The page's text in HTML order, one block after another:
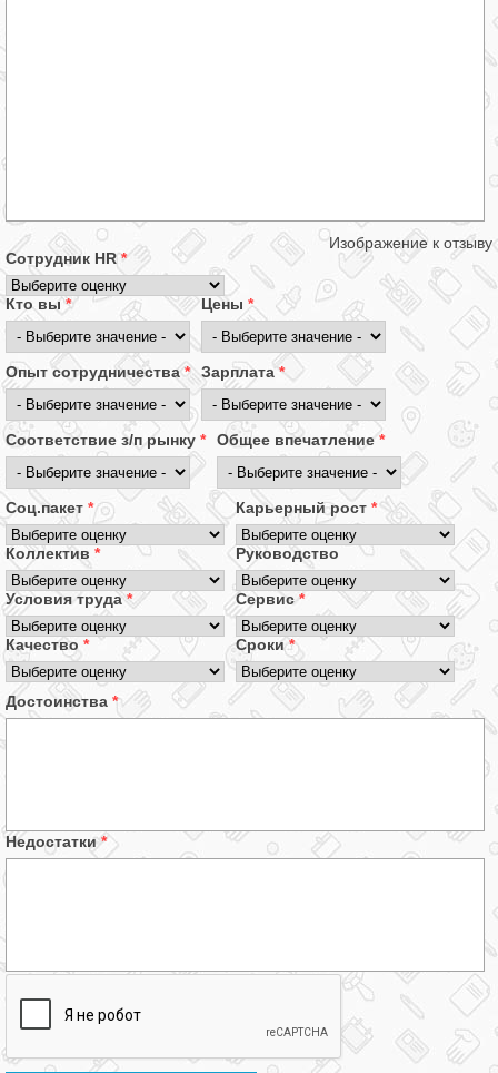
Изображение к отзыву
Сотрудник HR*
Кто вы* Цены *
Опыт сотрудничества* Зарплата*
Соответствие з/п рынку * Общее впечатление*
Соц.пакет * Карьерный рост *
Коллектив * Руководство
Условия труда * Сервис *
Качество * Сроки*
Достоинства *
Недостатки*